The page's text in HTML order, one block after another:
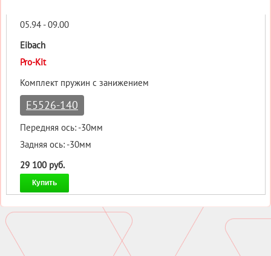
05.94 - 09.00
Eibach
Pro-Kit
Комплект пружин с занижением
E5526-140
Передняя ось: -30мм
Задняя ось: -30мм
29 100 руб.
Купить